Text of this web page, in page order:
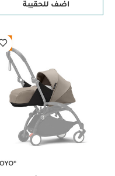
اضف للحقيبة